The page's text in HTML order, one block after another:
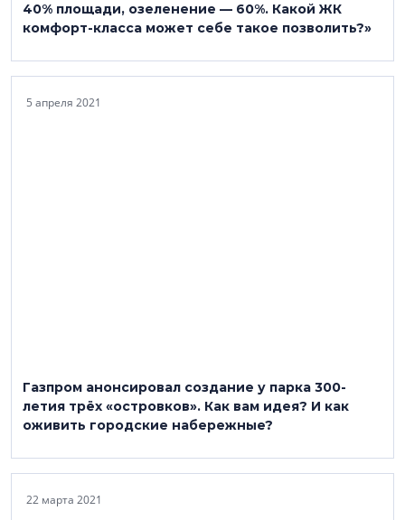
40% площади, озеленение — 60%. Какой ЖК
комфорт-класса может себе такое позволить?»
5 апреля 2021
Газпром анонсировал создание у парка 300-
летия трёх «островков». Как вам идея? И как
оживить городские набережные?
22 марта 2021